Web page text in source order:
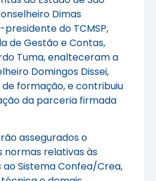
Dimas
presidente do TCMSP,
de Gestão e Contas,
Tuma, enalteceram a
Domingos Dissei,
formação, e contribuiu
da parceria firmada
assegurados o
relativas às
ao Sistema Confea/Crea,